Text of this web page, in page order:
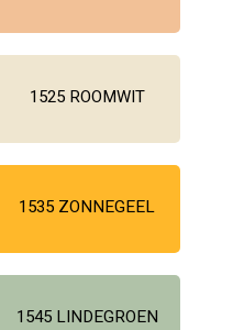
1525 ROOMWIT
1535 ZONNEGEEL
1545 LINDEGROEN